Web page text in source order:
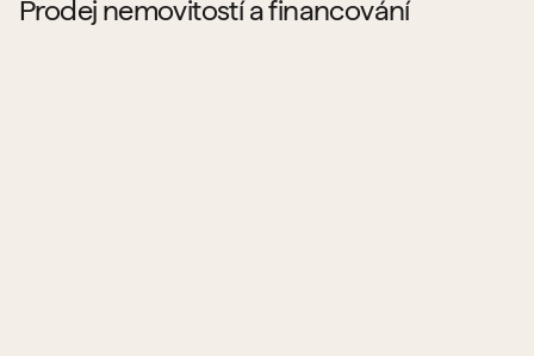
Prodej nemovitostí a financování